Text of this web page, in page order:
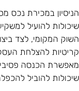
במכירת נכס
להועיל
המקומי, לצד
להצלחת
הכנסה
להוביל